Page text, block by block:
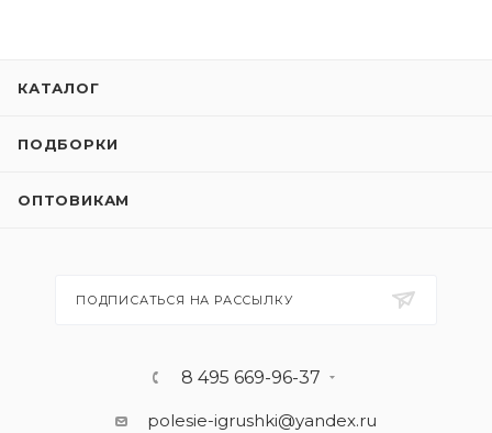
КАТАЛОГ
ПОДБОРКИ
ОПТОВИКАМ
ПОДПИСАТЬСЯ НА РАССЫЛКУ
8 495 669-96-37
polesie-igrushki@yandex.ru